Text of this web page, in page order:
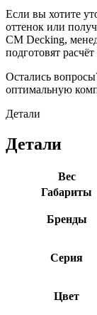
Если вы хотите
оттенок или
CM Decking,
подготовят
Остались
оптимальную
Детали
Детали
Вес
Габариты
Бренды
Серия
Цвет